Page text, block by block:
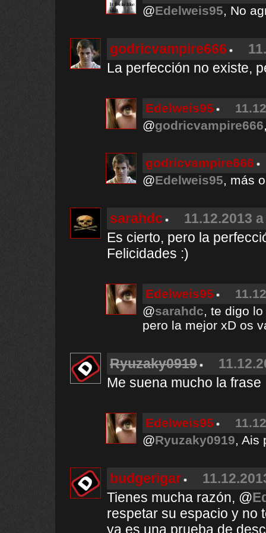
@Edelweis95, No
godricvampire666
La perfección no existe,
Edelweis95
@godricvampire666
godricvampire666
@Edelweis95, más
sarahdc
11.12.2013
Es cierto, pero la
Felicidades :)
Edelweis95
@sarahdc, te digo
pero la mejor xD os
Ryuzaky0919
Me suena mucho la frase
Edelweis95
@Ryuzaky0919, Ais
budgerigar
Tienes mucha razón, @
respetar su espacio y no
ya es una prueba de